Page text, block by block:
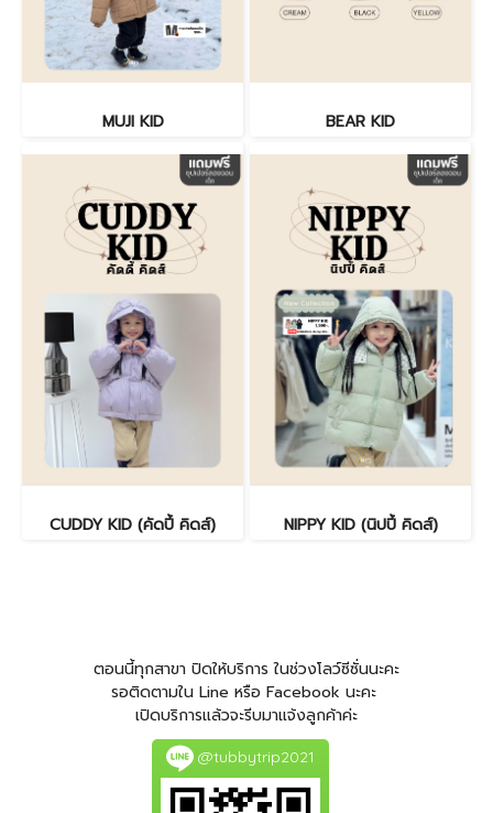
MUJI KID BEAR KID
CUDDY KID (คัดปี้ คิดส์) NIPPY KID (นิปปี้ คิดส์)
ตอนนี้ทุกสาขา ปิดให้บริการ ในช่วงโลว์ซีซั่นนะคะ
รอติดตามใน Line หรือ Facebook นะคะ
เปิดบริการแล้วจะรีบมาแจ้งลูกค้าค่ะ
@tubbytrip2021